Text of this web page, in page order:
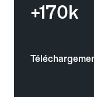
+170k